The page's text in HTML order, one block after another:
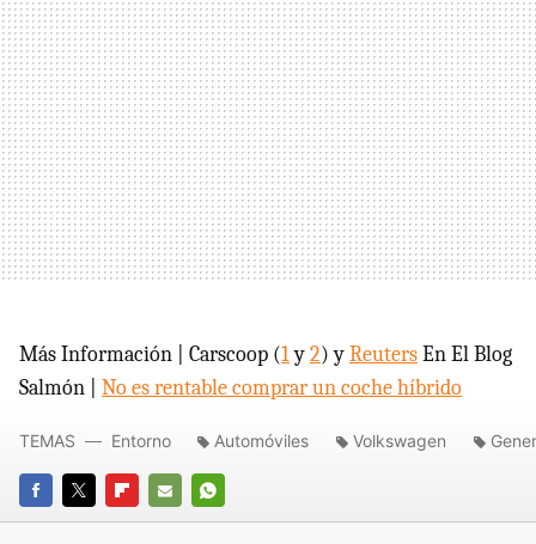
Más Información | Carscoop (1y2) yReutersEn El Blog
Salmón | No es rentable comprar un coche híbrido
FACEBOOK
TWITTERFLIPBOARD
E-
WHATSAPP
TEMAS Entorno Automóviles Volkswagen